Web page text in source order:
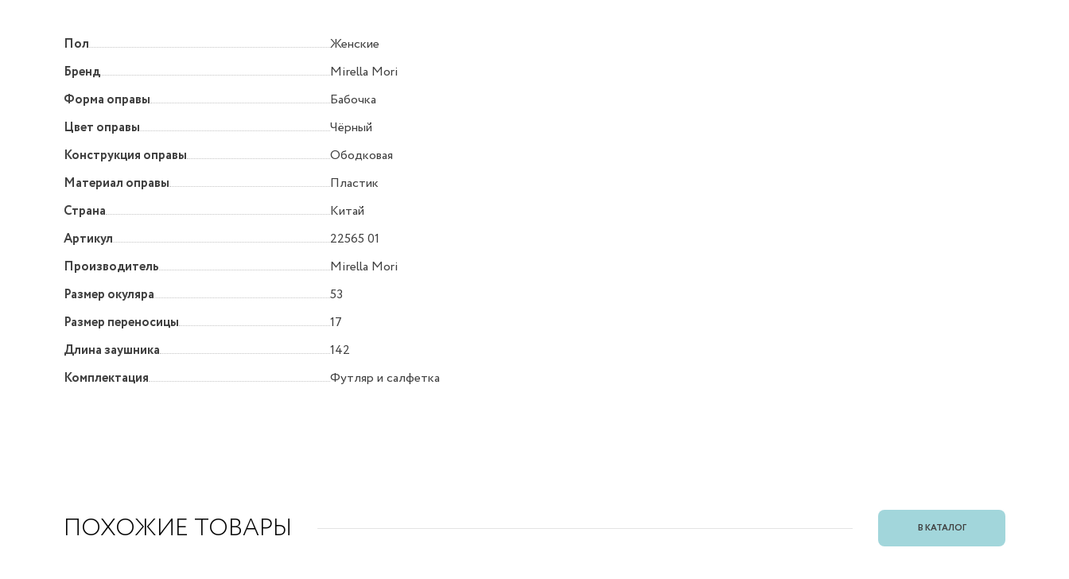
Пол
Женские
Бренд
Mirella Mori
Форма оправы
Бабочка
Цвет оправы
Чёрный
Конструкция оправы
Ободковая
Материал оправы
Пластик
Страна
Китай
Артикул
22565 01
Производитель
Mirella Mori
Размер окуляра
53
Размер переносицы
17
Длина заушника
142
Комплектация
Футляр и салфетка
ПОХОЖИЕ ТОВАРЫ В КАТАЛОГ